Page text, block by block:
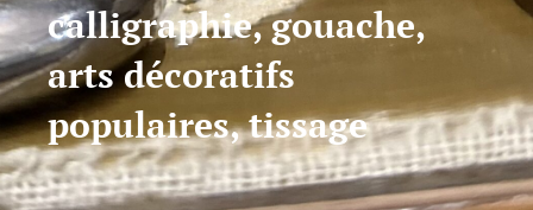
calligraphie, gouache,
arts décoratifs
populaires, tissage